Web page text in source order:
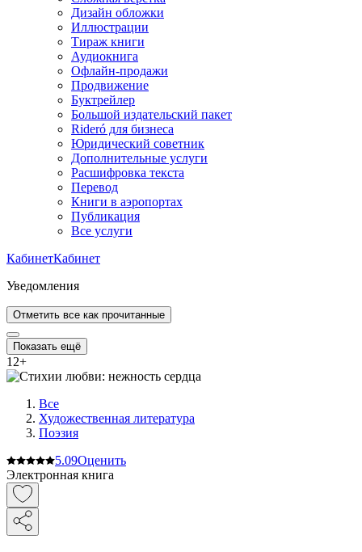
Дизайн обложки
Иллюстрации
Тираж книги
Аудиокнига
Офлайн-продажи
Продвижение
Буктрейлер
Большой издательский пакет
Rideró для бизнеса
Юридический советник
Дополнительные услуги
Расшифровка текста
Перевод
Книги в аэропортах
Публикация
Все услуги
КабинетКабинет
Уведомления
Отметить все как прочитанные
Показать ещё
12+
Все
Художественная литература
Поэзия
5.09Оценить
Электронная книга